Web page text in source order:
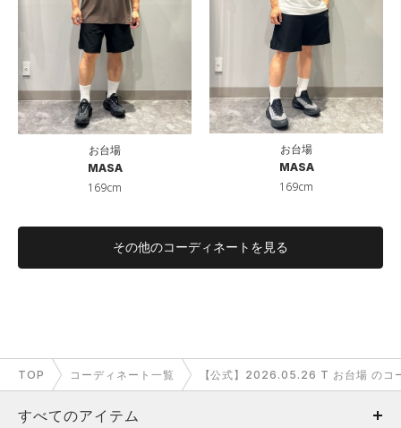
お台場
MASA
169cm
お台場
MASA
169cm
その他のコーディネートを見る
TOP コーディネート一覧 【公式】2026.05.26 T お台場 のコ
すべてのアイテム